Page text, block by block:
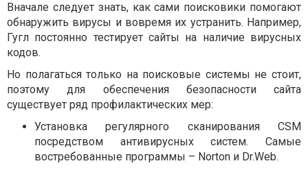
Вначале следует знать, как сами поисковики помогают
обнаружить вирусы и вовремя их устранить. Например,
Гугл постоянно тестирует сайты на наличие вирусных
кодов.
Но полагаться только на поисковые системы не стоит,
поэтому для обеспечения безопасности сайта
существует ряд профилактических мер:
Установка регулярного сканирования CSM
посредством антивирусных систем. Самые
востребованные программы – Norton и Dr.Web.